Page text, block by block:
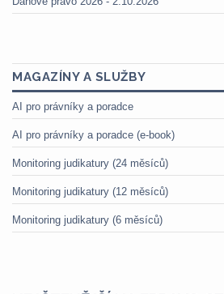
MAGAZÍNY A SLUŽBY
AI pro právníky a poradce
AI pro právníky a poradce (e-book)
Monitoring judikatury (24 měsíců)
Monitoring judikatury (12 měsíců)
Monitoring judikatury (6 měsíců)